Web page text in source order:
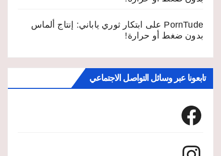
PornTude على
ابتكار ثوري ياباني: إنتاج ألماس
بدون ضغط أو حرارة!
تابعونا عبر وسائل التواصل الاجتماعي
Facebook
Instagram